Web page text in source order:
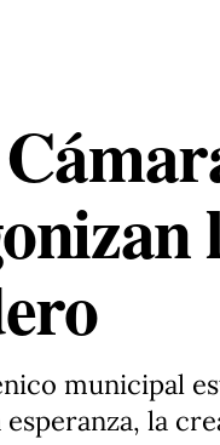
municipal
la